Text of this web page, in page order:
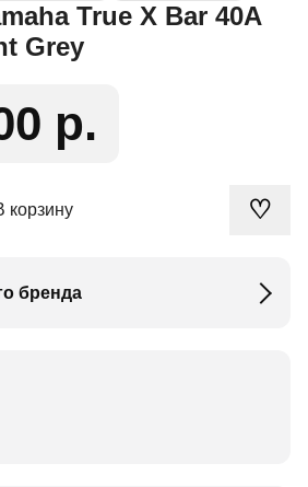
True X Bar 40A
Grey
р.
корзину ♡
бренда